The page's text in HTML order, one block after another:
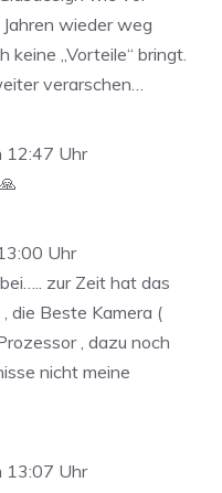
Jahren wieder weg
keine „Vorteile“ bringt.
verarschen…
12:47 Uhr
Uhr
zur Zeit hat das
die Beste Kamera (
, dazu noch
nicht meine
13:07 Uhr